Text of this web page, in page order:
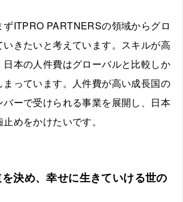
ずITPRO PARTNERSの領域からグロ
きたいと考えています。スキルが高
日本の人件費はグローバルと比較しか
まっています。人件費が高い成長国の
ーで受けられる事業を展開し、日本
めをかけたいです。
決め、幸せに生きていける世の